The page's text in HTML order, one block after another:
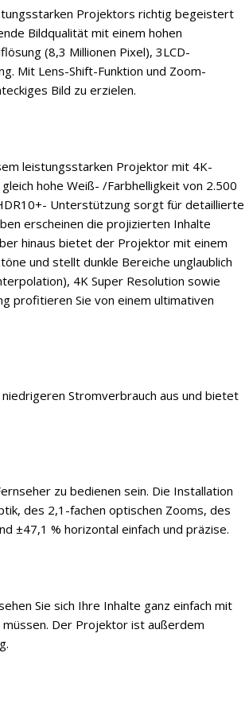
Projektors richtig begeistert
Bildqualität mit einem hohen
(8,3 Millionen Pixel), 3LCD-
Mit Lens-Shift-Funktion und Zoom-
Bild zu erzielen.
leistungsstarken Projektor mit 4K-
hohe Weiß- /Farbhelligkeit von 2.500
Unterstützung sorgt für detaillierte
erscheinen die projizierten Inhalte
hinaus bietet der Projektor mit einem
und stellt dunkle Bereiche unglaublich
4K Super Resolution sowie
profitieren Sie von einem ultimativen
Stromverbrauch aus und bietet
zu bedienen sein. Die Installation
des 2,1-fachen optischen Zooms, des
±47,1 % horizontal einfach und präzise.
Sie sich Ihre Inhalte ganz einfach mit
Der Projektor ist außerdem